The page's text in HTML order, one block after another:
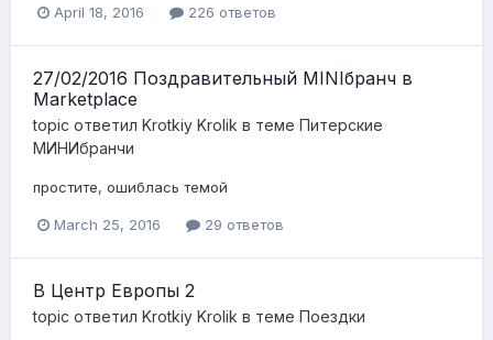
April 18, 2016 226 ответов
27/02/2016 Поздравительный MINIбранч в
Marketplace
topic ответил Krotkiy Krolik в теме Питерские
МИНИбранчи
простите, ошиблась темой
March 25, 2016 29 ответов
В Центр Европы 2
topic ответил Krotkiy Krolik в теме Поездки